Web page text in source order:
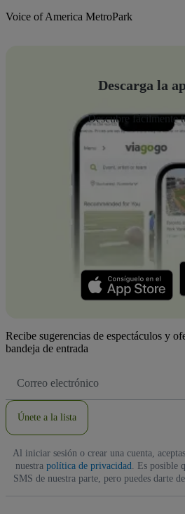
Voice of America MetroPark
Descarga la
Descubre fácilmente
Recibe sugerencias de espectáculos y
bandeja de entrada
de
Únete a la lista
Al iniciar sesión o crear una cuenta,
nuestra política de privacidad. Es posible
SMS de nuestra parte, pero puedes darte